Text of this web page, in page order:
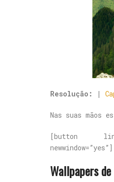
Resolução: |
Nas suas mãos
[button
Wallpapers